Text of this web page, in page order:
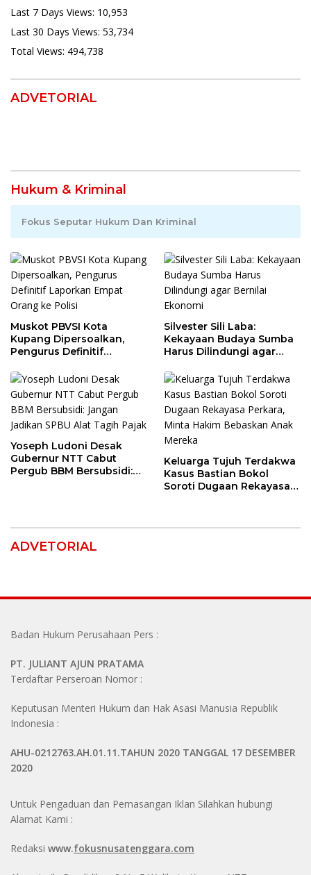
Last 7 Days Views: 10,953
Last 30 Days Views: 53,734
Total Views: 494,738
ADVETORIAL
Hukum & Kriminal
Fokus Seputar Hukum Dan Kriminal
Muskot PBVSI Kota
Kupang Dipersoalkan,
Pengurus Definitif
Polisi
Silvester Sili Laba:
Kekayaan Budaya Sumba
Harus Dilindungi agar
Yoseph Ludoni Desak
Gubernur NTT Cabut
Pergub BBM Bersubsidi:
Keluarga Tujuh Terdakwa
Kasus Bastian Bokol
Soroti Dugaan Rekayasa
ADVETORIAL
Badan Hukum Perusahaan Pers :
PT. JULIANT AJUN PRATAMA
Terdaftar Perseroan Nomor :
Keputusan Menteri Hukum dan Hak Asasi Manusia Republik
Indonesia :
AHU-0212763.AH.01.11.TAHUN 2020 TANGGAL 17 DESEMBER
2020
Untuk Pengaduan dan Pemasangan Iklan Silahkan hubungi
Alamat Kami :
Redaksi www.fokusnusatenggara.com